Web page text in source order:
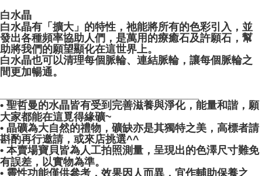
白水晶
白水晶有「擴大」的特性，祂能將所有的色彩引入，並
發出各種頻率協助人們，是萬用的療癒石及許願石，幫
助將我們的願望顯化在這世界上。
白水晶也可以清理每個脈輪、連結脈輪，讓每個脈輪之
間更加暢通。
• 聖哲曼的水晶皆有受到完善滋養與淨化，能量和諧，願
大家都能在這覓得緣礦~
• 晶礦為大自然的禮物，礦缺亦是其獨特之美，高標者請
斟酌再行邀請，或來店挑選^^
• 本賣場寶貝皆為人工拍照測量，呈現出的色澤尺寸難免
有誤差，以實物為準。
• 靈性功能僅供參考，效果因人而異，宜作輔助保養之